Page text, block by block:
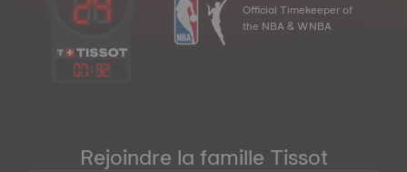
07: 32
Official Timekeeper of
the NBA & WNBA
Rejoindre la famille Tissot